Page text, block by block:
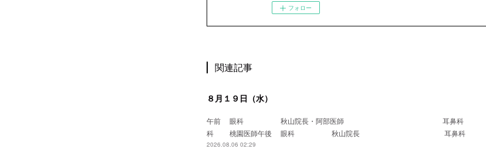
フォロー
関連記事
８月１９日（水）
午前 眼科 秋山院長・阿部医師 耳鼻科
科 桃園医師午後 眼科 秋山院長 耳鼻
2026.08.06 02:29